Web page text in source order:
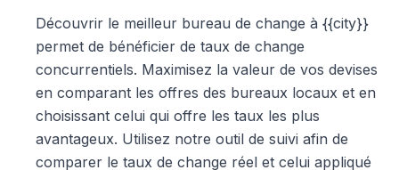
Découvrir le meilleur bureau de change à {{city}}
permet de bénéficier de taux de change
concurrentiels. Maximisez la valeur de vos devises
en comparant les offres des bureaux locaux et en
choisissant celui qui offre les taux les plus
avantageux. Utilisez notre outil de suivi afin de
comparer le taux de change réel et celui appliqué